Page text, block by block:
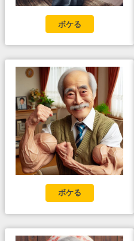
ボケる
ボケる